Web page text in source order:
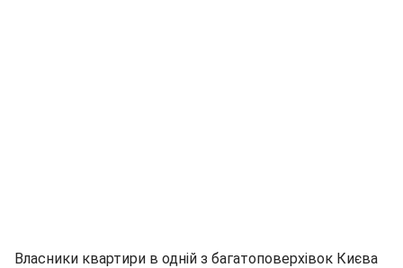
Власники квартири в одній з багатоповерхівок Києва